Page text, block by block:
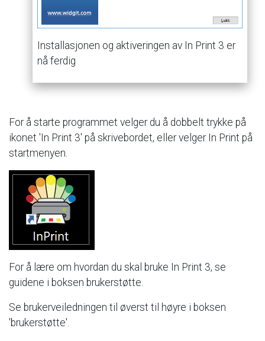
Installasjonen og aktiveringen av In Print 3 er
nå ferdig
For å starte programmet velger du å dobbelt trykke på
ikonet 'In Print 3' på skrivebordet, eller velger In Print på
startmenyen.
For å lære om hvordan du skal bruke In Print 3, se
guidene i boksen brukerstøtte.
Se brukerveiledningen til øverst til høyre i boksen
'brukerstøtte'.